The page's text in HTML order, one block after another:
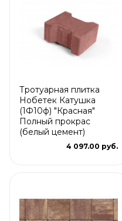
Тротуарная плитка
Нобетек Катушка
(1Ф10ф) "Красная"
Полный прокрас
(белый цемент)
4 097.00 руб.